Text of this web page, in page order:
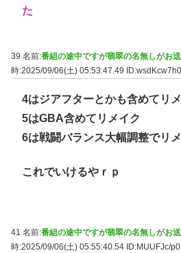
た
39 名前:番組の途中ですが翡翠の名無しがお
時:2025/09/06(土) 05:53:47.49 ID:wsdKcw7h0
4はジアフターとかも含めてリ
5はGBA含めてリメイク
6は戦闘バランス大幅調整でリ
これでいけるやｒｐ
41 名前:番組の途中ですが翡翠の名無しがお
時:2025/09/06(土) 05:55:40.54 ID:MUUFJc/p0